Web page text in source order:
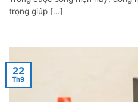
trọng giúp [...]
22
Th9